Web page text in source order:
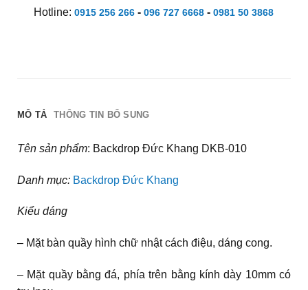
Hotline: 0915 256 266- 096 727 6668- 0981 50 3868
MÔ TẢ THÔNG TIN BỔ SUNG
Tên sản phẩm: Backdrop Đức Khang DKB-010
Danh mục: Backdrop Đức Khang
Kiểu dáng
– Mặt bàn quầy hình chữ nhật cách điệu, dáng cong.
– Mặt quầy bằng đá, phía trên bằng kính dày 10mm có